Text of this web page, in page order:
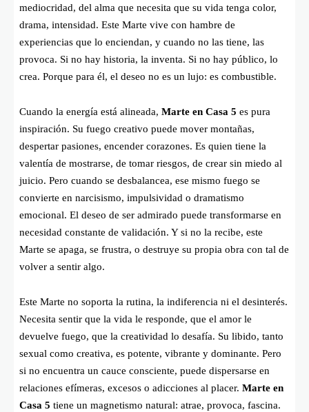
mediocridad, del alma que necesita que su vida tenga color,
drama, intensidad. Este Marte vive con hambre de
experiencias que lo enciendan, y cuando no las tiene, las
provoca. Si no hay historia, la inventa. Si no hay público, lo
crea. Porque para él, el deseo no es un lujo: es combustible.
Cuando la energía está alineada, Marte en Casa 5 es pura
inspiración. Su fuego creativo puede mover montañas,
despertar pasiones, encender corazones. Es quien tiene la
valentía de mostrarse, de tomar riesgos, de crear sin miedo al
juicio. Pero cuando se desbalancea, ese mismo fuego se
convierte en narcisismo, impulsividad o dramatismo
emocional. El deseo de ser admirado puede transformarse en
necesidad constante de validación. Y si no la recibe, este
Marte se apaga, se frustra, o destruye su propia obra con tal de
volver a sentir algo.
Este Marte no soporta la rutina, la indiferencia ni el desinterés.
Necesita sentir que la vida le responde, que el amor le
devuelve fuego, que la creatividad lo desafía. Su libido, tanto
sexual como creativa, es potente, vibrante y dominante. Pero
si no encuentra un cauce consciente, puede dispersarse en
relaciones efímeras, excesos o adicciones al placer. Marte en
Casa 5 tiene un magnetismo natural: atrae, provoca, fascina.